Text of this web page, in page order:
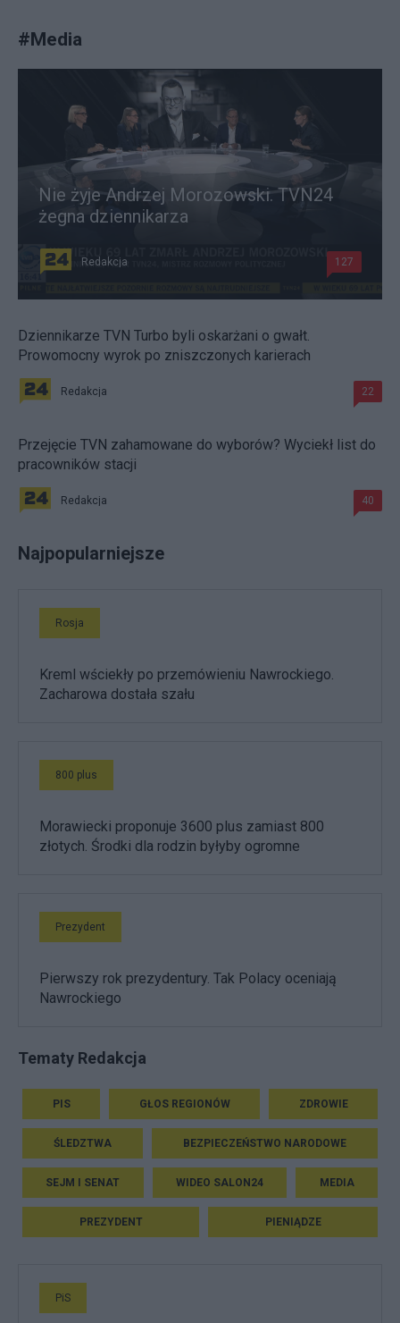
#Media
Nie żyje Andrzej Morozowski. TVN24
żegna dziennikarza
Redakcja 127
Dziennikarze TVN Turbo byli oskarżani o gwałt.
Prowomocny wyrok po zniszczonych karierach
Redakcja 22
Przejęcie TVN zahamowane do wyborów? Wyciekł list do
pracowników stacji
Redakcja 40
Najpopularniejsze
Rosja
Kreml wściekły po przemówieniu Nawrockiego.
Zacharowa dostała szału
800 plus
Morawiecki proponuje 3600 plus zamiast 800
złotych. Środki dla rodzin byłyby ogromne
Prezydent
Pierwszy rok prezydentury. Tak Polacy oceniają
Nawrockiego
Tematy Redakcja
PIS GŁOS REGIONÓW ZDROWIE
ŚLEDZTWA BEZPIECZEŃSTWO NARODOWE
SEJM I SENAT WIDEO SALON24 MEDIA
PREZYDENT PIENIĄDZE
PiS